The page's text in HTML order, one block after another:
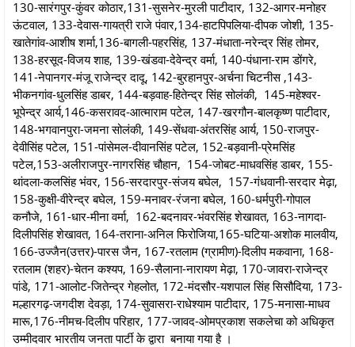
130-सारंगपुर-कुंवर कोठार,131-सुसनेर-मुरली पाटीदार, 132-आगर-मनोहर
ऊंटवाल, 133-देवास-गायत्री राजे पंवार,134-हाटपिपलिया-दीपक जोशी, 135-
खातेगांव-आशीष शर्मा,136-बागली-पहरसिंह, 137-मंधाता-नरेन्द्र सिंह तोमर,
138-हरसूद-विजय शाह, 139-खंडवा-देवेन्द्र वर्मा, 140-पंधाना-राम डोंगरे,
141-नेपानगर-मंजू राजेन्द्र दादू, 142-बुरहानपुर-अर्चना चिटनीस ,143-
भीकनगांव-धुलसिंह डाबर, 144-बड़वाह-हितेन्द्र सिंह सोलंकी, 145-महेश्वर-
भूपेन्द्र आर्य,146-कसरावद-आत्माराम पटेल, 147-खरगौन-बालकृष्ण पाटीदार,
148-भगवानपुरा-जमना सोलंकी, 149-सेंधवा-अंतरसिंह आर्य, 150-राजपुर-
देवीसिंह पटेल, 151-पांसेमल-दीवानसिंह पटेल, 152-बड़वानी-प्रेमसिंह
पटेल,153-अलीराजपुर-नागरसिंह चौहान, 154-जोबट-माधवसिंह डाबर, 155-
थांदला-कलसिंह भंवर, 156-सरदारपुर-संजय बघेल, 157-गंधवानी-सरदार मेढ़ा,
158-कुक्षी-वीरेन्द्र बघेल, 159-मनावर-रंजना बघेल, 160-धर्मपुरी-गोपाल
कनौजे, 161-धार-मीना वर्मा, 162-बदनावर-भंवरसिंह शेखावत, 163-नागदा-
दिलीपसिंह शेखावत, 164-तराना-अनिल फिरोजिया,165-घटिया-अशोक मालवीय,
166-उज्जैन(उत्तर)-पारस जैन, 167-रतलाम (ग्रामीण)-दिलीप मकवाना, 168-
रतलाम (शहर)-चेतन कश्यप, 169-सैलाना-नारायण मेढ़ा, 170-जावरा-राजेन्द्र
पांडे, 171-आलोट-जितेन्द्र गेहलोत, 172-मंदसौर-यशपाल सिंह सिसौदिया, 173-
मल्हारगढ़-जगदीश देवड़ा, 174-सुवासरा-राधेश्याम पाटीदार, 175-मनासा-माधव
मारू,176-नीमच-दिलीप परिहार, 177-जावद-ओमप्रकाश सकलेचा को अधिकृत
उम्मीदवार भारतीय जनता पार्टी के द्वारा बनाया गया है ।